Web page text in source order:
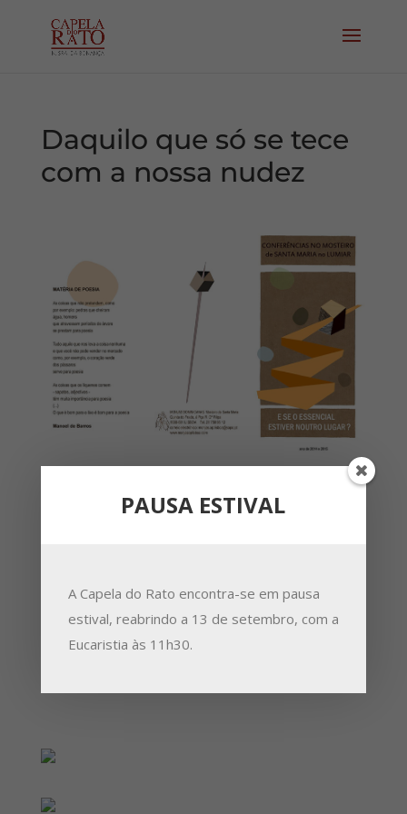
Daquilo que só se tece
com a nossa nudez
PAUSA ESTIVAL
A Capela do Rato encontra-se em pausa
estival, reabrindo a 13 de setembro, com a
Eucaristia às 11h30.